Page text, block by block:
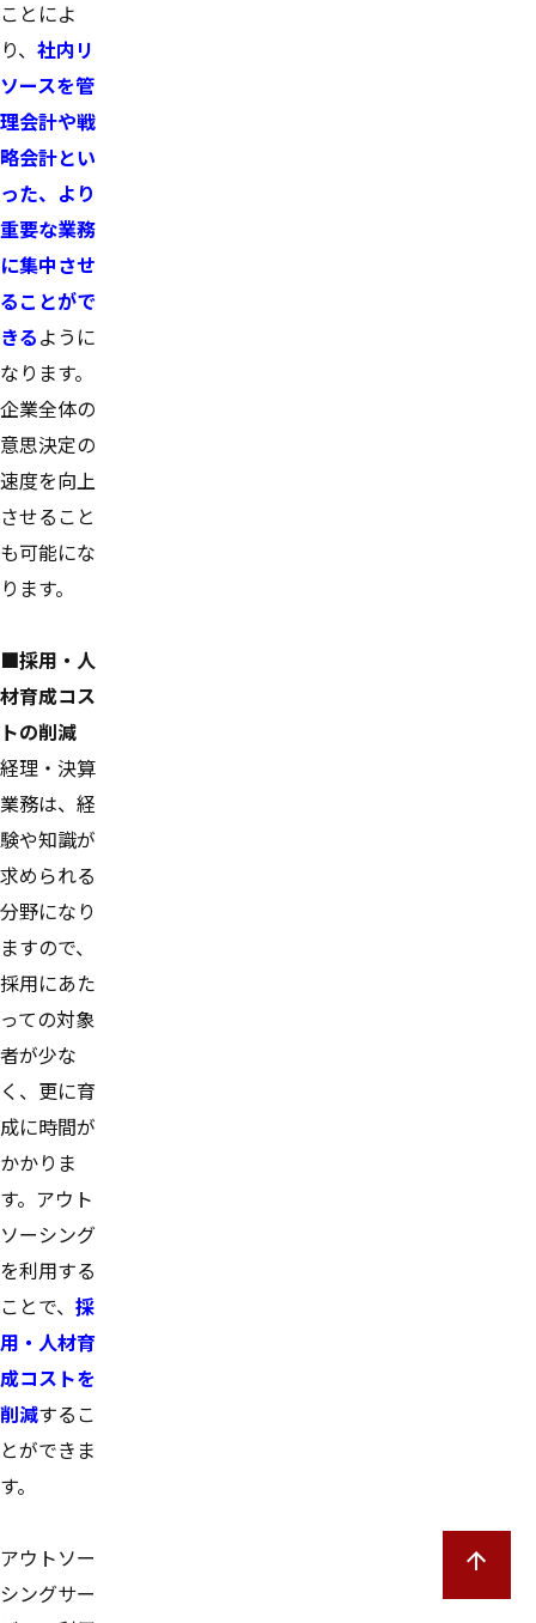
ことによ
り、 社内リ
ソースを管
理会計や戦
略会計とい
った、より
重要な業務
に集中させ
ることがで
きるように
なります。
企業全体の
意思決定の
速度を向上
させること
も可能にな
ります。
■採用・人
材育成コス
トの削減
経理・決算
業務は、経
験や知識が
求められる
分野になり
ますので、
採用にあた
っての対象
者が少な
く、更に育
成に時間が
かかりま
す。アウト
ソーシング
を利用する
ことで、 採
用・人材育
成コストを
削減するこ
とができま
す。
アウトソー
シングサー